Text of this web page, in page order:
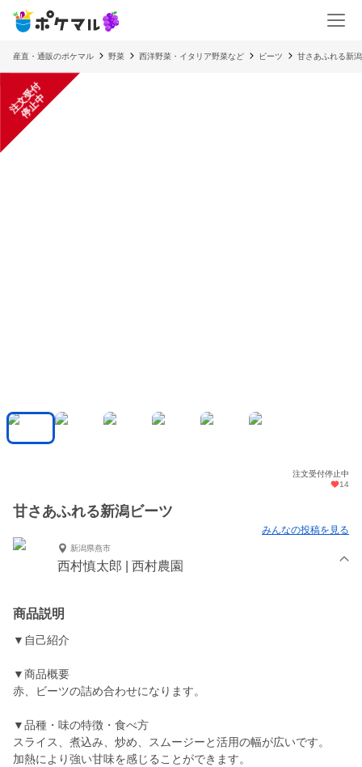
産直・通販のポケマル 野菜 西洋野菜・イタリア野菜など ビーツ 甘さあふれる新
注
文
受
付
停
止
中
注文受付停止中
14
甘さあふれる新潟ビーツ
みんなの投稿を見る
新潟県燕市
西村慎太郎 | 西村農園
商品説明
▼自己紹介
▼商品概要
赤、ビーツの詰め合わせになります。
▼品種・味の特徴・食べ方
スライス、煮込み、炒め、スムージーと活用の幅が広いです。
加熱により強い甘味を感じることができます。